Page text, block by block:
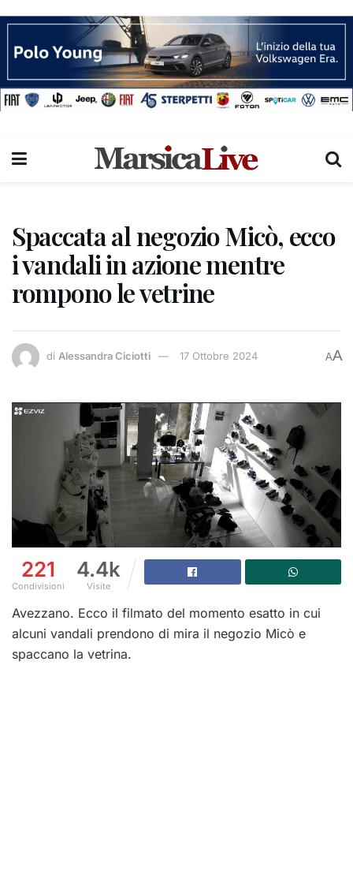
Spaccata al negozio Micò, ecco
i vandali in azione mentre
rompono le vetrine
di Alessandra Ciciotti 17 Ottobre 2024 AA
221
Condivisioni
4.4k
Visite
Avezzano. Ecco il filmato del momento esatto in cui
alcuni vandali prendono di mira il negozio Micò e
spaccano la vetrina.